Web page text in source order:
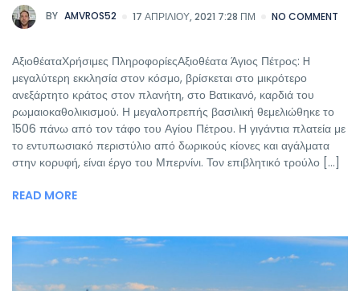
BY AMVROS52 17 ΑΠΡΙΛΊΟΥ, 2021 7:28 ΠΜ NO COMMENT
ΑξιοθέαταΧρήσιμες ΠληροφορίεςΑξιοθέατα Άγιος Πέτρος: H
μεγαλύτερη εκκλησία στον κόσμο, βρίσκεται στο μικρότερο
ανεξάρτητο κράτος στον πλανήτη, στο Βατικανό, καρδιά του
ρωμαιοκαθολικισμού. Η μεγαλοπρεπής βασιλική θεμελιώθηκε το
1506 πάνω από τον τάφο του Αγίου Πέτρου. Η γιγάντια πλατεία με
το εντυπωσιακό περιστύλιο από δωρικούς κίονες και αγάλματα
στην κορυφή, είναι έργο του Μπερνίνι. Τον επιβλητικό τρούλο [...]
READ MORE